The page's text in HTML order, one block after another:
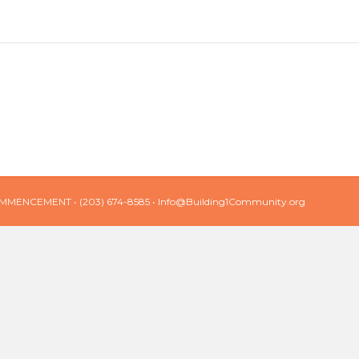
• (203) 674-8585 • Info@Building1Community.org